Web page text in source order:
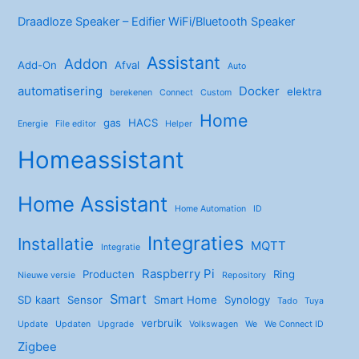
Draadloze Speaker – Edifier WiFi/Bluetooth Speaker
Add-On Addon Afval Assistant Auto
automatisering berekenen Connect Custom Docker elektra
Energie File editor gas HACS Helper Home
Homeassistant
Home Assistant Home Automation ID
Installatie Integratie Integraties MQTT
Nieuwe versie Producten Raspberry Pi Repository
Ring
SD kaart
Sensor Smart Smart Home Synology Tado Tuya
Update Updaten Upgrade verbruik Volkswagen We We Connect ID
Zigbee